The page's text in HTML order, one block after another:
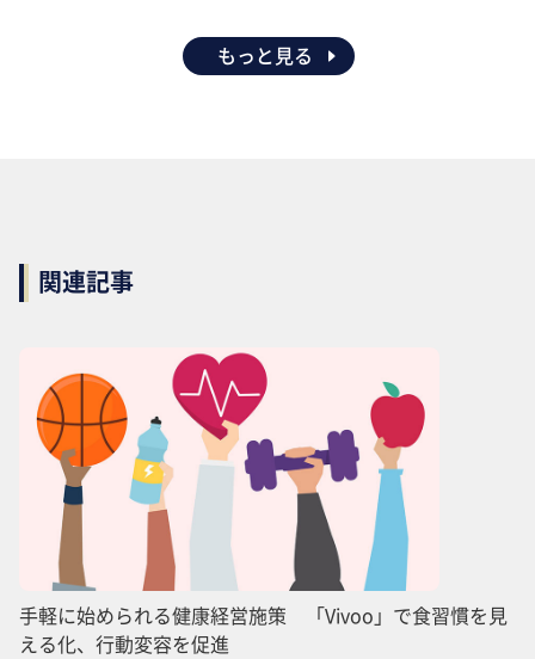
もっと見る
関連記事
手軽に始められる健康経営施策 「Vivoo」で食習慣を見
える化、行動変容を促進